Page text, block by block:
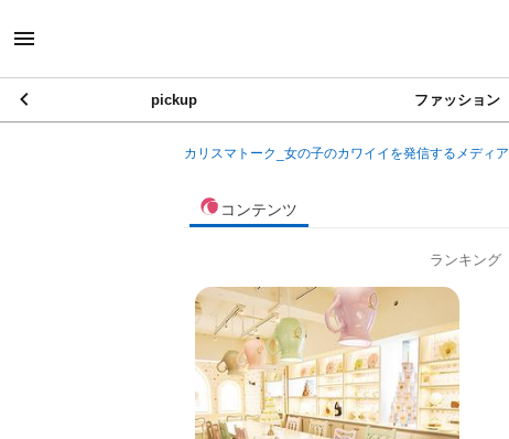
pickup ファッション
カリスマトーク_女の子のカワイイを発信するメディア
コンテンツ
ランキング